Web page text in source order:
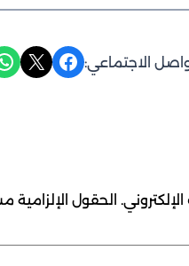
الاجتماعي: Share on Facebook
Share on X
Share on WhatsApp
الحقول الإلزامية